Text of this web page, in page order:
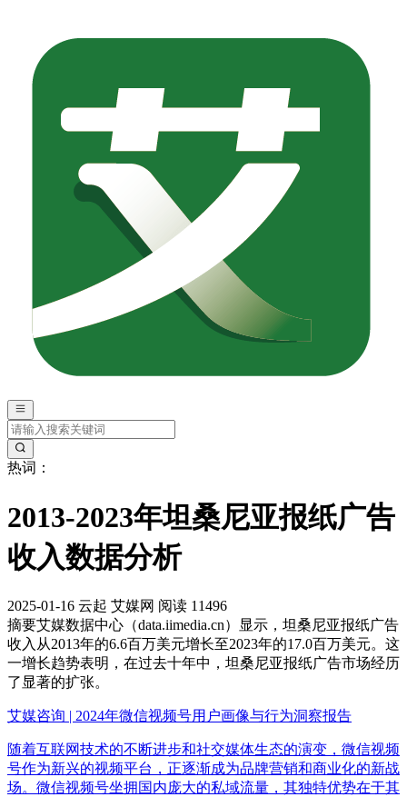
热词：
2013-2023年坦桑尼亚报纸广告
收入数据分析
2025-01-16 云起 艾媒网 阅读 11496
摘要艾媒数据中心（data.iimedia.cn）显示，坦桑尼亚报纸广告
收入从2013年的6.6百万美元增长至2023年的17.0百万美元。这
一增长趋势表明，在过去十年中，坦桑尼亚报纸广告市场经历
了显著的扩张。
艾媒咨询 | 2024年微信视频号用户画像与行为洞察报告
随着互联网技术的不断进步和社交媒体生态的演变，微信视频
号作为新兴的视频平台，正逐渐成为品牌营销和商业化的新战
场。微信视频号坐拥国内庞大的私域流量，其独特优势在于其